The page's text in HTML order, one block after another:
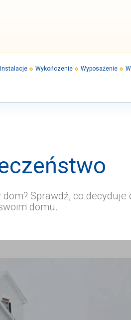
Instalacje Wykończenie Wyposażenie
Sprawdź, co
domu.